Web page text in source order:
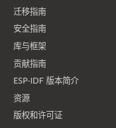
迁移指南
安全指南
库与框架
贡献指南
ESP-IDF 版本简介
资源
版权和许可证